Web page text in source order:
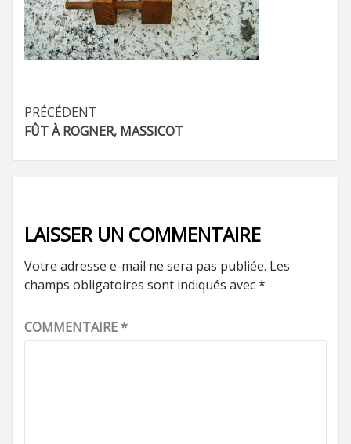
Navigation
d’article
PRÉCÉDENT
FÛT À ROGNER, MASSICOT
LAISSER UN COMMENTAIRE
Votre adresse e-mail ne sera pas publiée. Les
champs obligatoires sont indiqués avec*
COMMENTAIRE*